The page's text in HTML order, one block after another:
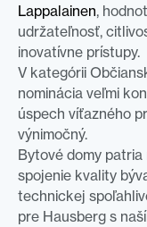
Lappalainen,
udržateľnosť,
inovatívne prístupy.
V kategórii
nominácia veľmi
úspech víťazného
výnimočný.
Bytové domy patria
spojenie kvality
technickej
pre Hausberg s